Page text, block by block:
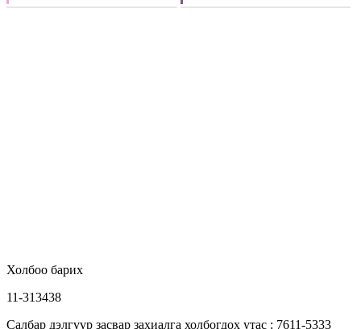
Холбоо барих
11-313438
Салбар дэлгүүр засвар захиалга холбогдох утас : 7611-5333